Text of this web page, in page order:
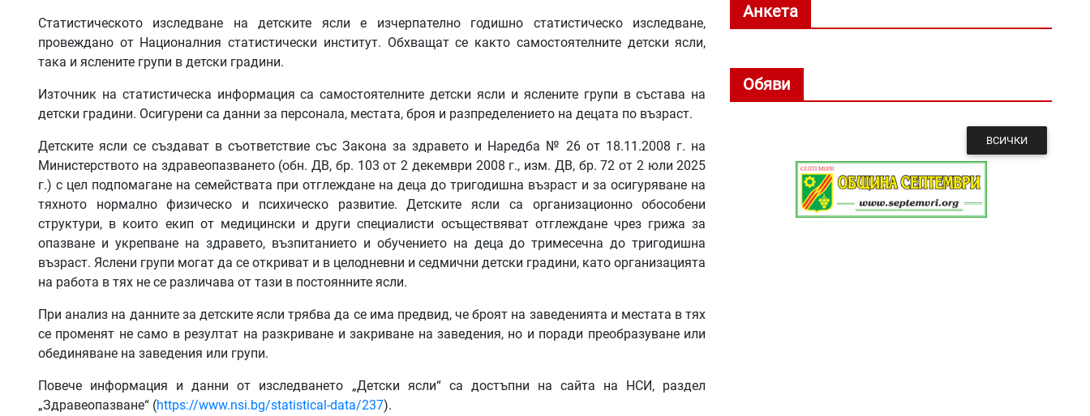
Статистическото изследване на детските ясли е изчерпателно годишно статистическо изследване,
провеждано от Националния статистически институт. Обхващат се както самостоятелните детски ясли,
така и яслените групи в детски градини.
Източник на статистическа информация са самостоятелните детски ясли и яслените групи в състава на
детски градини. Осигурени са данни за персонала, местата, броя и разпределението на децата по възраст.
Детските ясли се създават в съответствие със Закона за здравето и Наредба № 26 от 18.11.2008 г. на
Министерството на здравеопазването (обн. ДВ, бр. 103 от 2 декември 2008 г., изм. ДВ, бр. 72 от 2 юли 2025
г.) с цел подпомагане на семействата при отглеждане на деца до тригодишна възраст и за осигуряване на
тяхното нормално физическо и психическо развитие. Детските ясли са организационно обособени
структури, в които екип от медицински и други специалисти осъществяват отглеждане чрез грижа за
опазване и укрепване на здравето, възпитанието и обучението на деца до тримесечна до тригодишна
възраст. Яслени групи могат да се откриват и в целодневни и седмични детски градини, като организацията
на работа в тях не се различава от тази в постоянните ясли.
При анализ на данните за детските ясли трябва да се има предвид, че броят на заведенията и местата в тях
се променят не само в резултат на разкриване и закриване на заведения, но и поради преобразуване или
обединяване на заведения или групи.
Повече информация и данни от изследването „Детски ясли“ са достъпни на сайта на НСИ, раздел
„Здравеопазване“ (https://www.nsi.bg/statistical-data/237).
Анкета
Обяви
ВСИЧКИ